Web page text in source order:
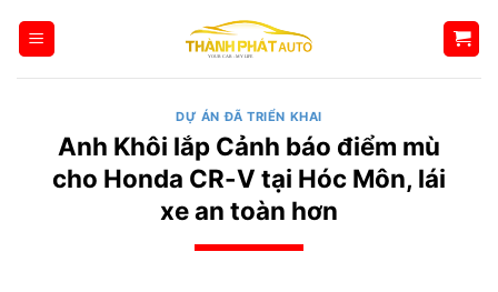
qua
DỰ ÁN ĐÃ TRIỂN KHAI
Anh Khôi lắp Cảnh báo điểm mù
cho Honda CR-V tại Hóc Môn, lái
xe an toàn hơn